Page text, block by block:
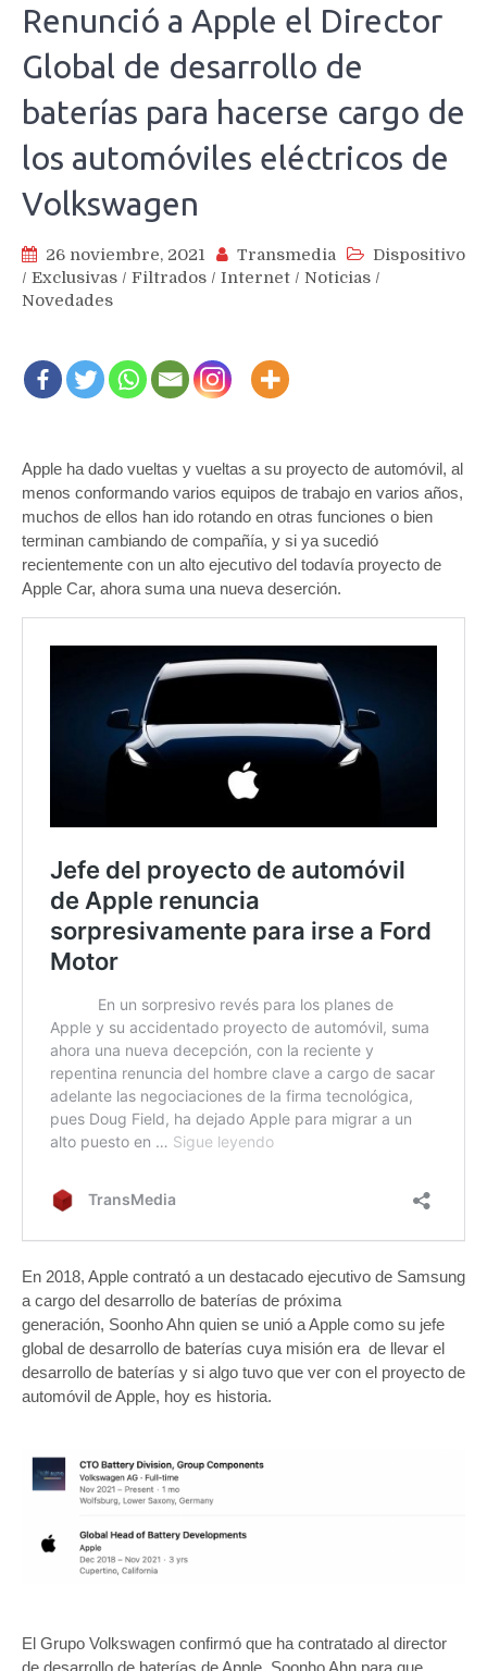
Renunció a Apple el Director
Global de desarrollo de
baterías para hacerse cargo de
los automóviles eléctricos de
Volkswagen
26 noviembre, 2021 Transmedia
Dispositivo
/ Exclusivas / Filtrados / Internet / Noticias /
Novedades
Apple ha dado vueltas y vueltas a su proyecto de automóvil, al
menos conformando varios equipos de trabajo en varios años,
muchos de ellos han ido rotando en otras funciones o bien
terminan cambiando de compañía, y si ya sucedió
recientemente con un alto ejecutivo del todavía proyecto de
Apple Car, ahora suma una nueva deserción.
En 2018, Apple contrató a un destacado ejecutivo de Samsung
a cargo del desarrollo de baterías de próxima
generación, Soonho Ahn quien se unió a Apple como su jefe
global de desarrollo de baterías cuya misión era de llevar el
desarrollo de baterías y si algo tuvo que ver con el proyecto de
automóvil de Apple, hoy es historia.
El Grupo Volkswagen confirmó que ha contratado al director
de desarrollo de baterías de Apple, Soonho Ahn para que